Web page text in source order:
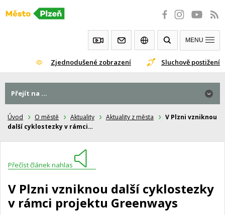
Přeskočit
Zjednodušené zobrazení Sluchově postižení
MENU
Úvod O městě Aktuality Aktuality z města
V Plzni vzniknou
další cyklostezky v rámci…
Přečíst článek nahlas
V Plzni vzniknou další cyklostezky
v rámci projektu Greenways
Přejít na ...